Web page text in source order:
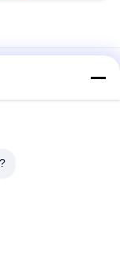
렌치리스 방향 뚫